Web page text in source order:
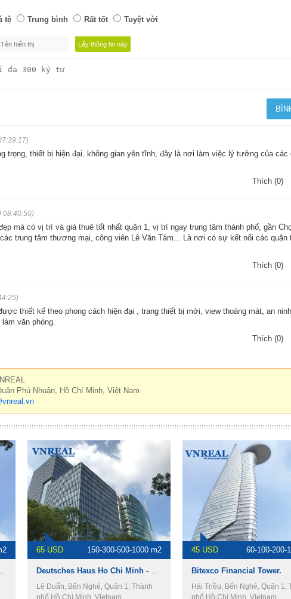
tệ Trung bình Rất tốt Tuyệt vời
trọng, thiết bị hiện đại, không gian yên tĩnh, đây là nơi làm việc lý tưởng của các
Thích (0)
08:40:50)
mà có vị trí và giá thuê tốt nhất quận 1, vị trí ngay trung tâm thành phố, gần
trung tâm thương mại, công viên Lê Văn Tám... Là nơi có sự kết nối các quận
Thích (0)
thiết kế theo phong cách hiện đại , trang thiết bị mới, view thoáng mát, an
văn phòng.
Thích (0)
Phú Nhuận, Hồ Chí Minh, Việt Nam
65 USD 150-300-500-1000 m2
Lê Duẩn, Bến Nghé, Quận 1, Thành
phố Hồ Chí Minh, Vietnam
45 USD 60-100-200-
Bitexco Financial Tower.
Hải Triều, Bến Nghé, Quận 1,
phố Hồ Chí Minh, Vietnam